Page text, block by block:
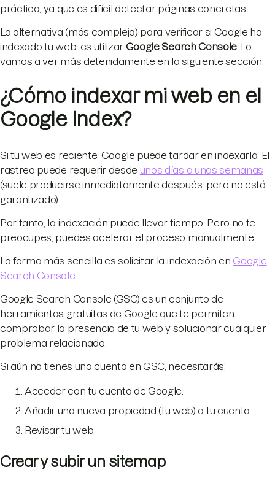
práctica, ya que es difícil detectar páginas concretas.
La alternativa (más compleja) para verificar si Google ha
indexado tu web, es utilizar Google Search Console . Lo
vamos a ver más detenidamente en la siguiente sección.
¿Cómo indexar mi web en el
Google Index?
Si tu web es reciente, Google puede tardar en indexarla. El
rastreo puede requerir desde unos días a unas semanas
(suele producirse inmediatamente después, pero no está
garantizado).
Por tanto, la indexación puede llevar tiempo. Pero no te
preocupes, puedes acelerar el proceso manualmente.
La forma más sencilla es solicitar la indexación en Google
Search Console
Google Search Console (GSC) es un conjunto de
herramientas gratuitas de Google que te permiten
comprobar la presencia de tu web y solucionar cualquier
problema relacionado.
Si aún no tienes una cuenta en GSC, necesitarás:
Acceder con tu cuenta de Google.
Añadir una nueva propiedad (tu web) a tu cuenta.
Revisar tu web.
Crear y subir un sitemap